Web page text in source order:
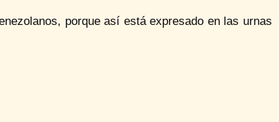
porque así está expresado en las urnas